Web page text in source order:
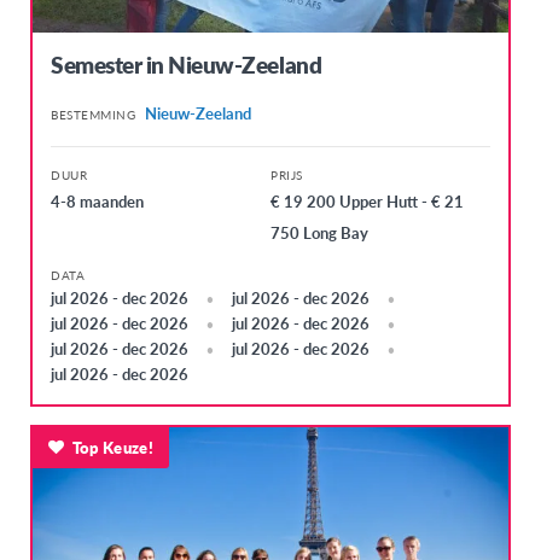
Semester in Nieuw-Zeeland
BESTEMMING Nieuw-Zeeland
DUUR
4-8 maanden
PRIJS
€ 19 200 Upper Hutt - € 21
750 Long Bay
DATA
jul 2026 - dec 2026
jul 2026 - dec 2026
jul 2026 - dec 2026
jul 2026 - dec 2026
jul 2026 - dec 2026
jul 2026 - dec 2026
jul 2026 - dec 2026
Top Keuze!